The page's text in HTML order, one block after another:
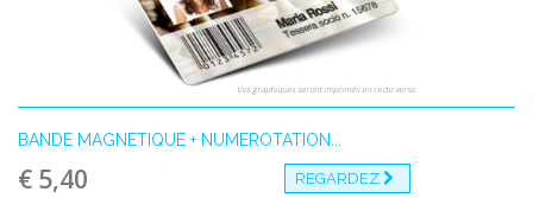
Vos graphiques seront imprimés en recto verso
BANDE MAGNÉTIQUE + NUMÉROTATION...
€ 5,40 REGARDEZ